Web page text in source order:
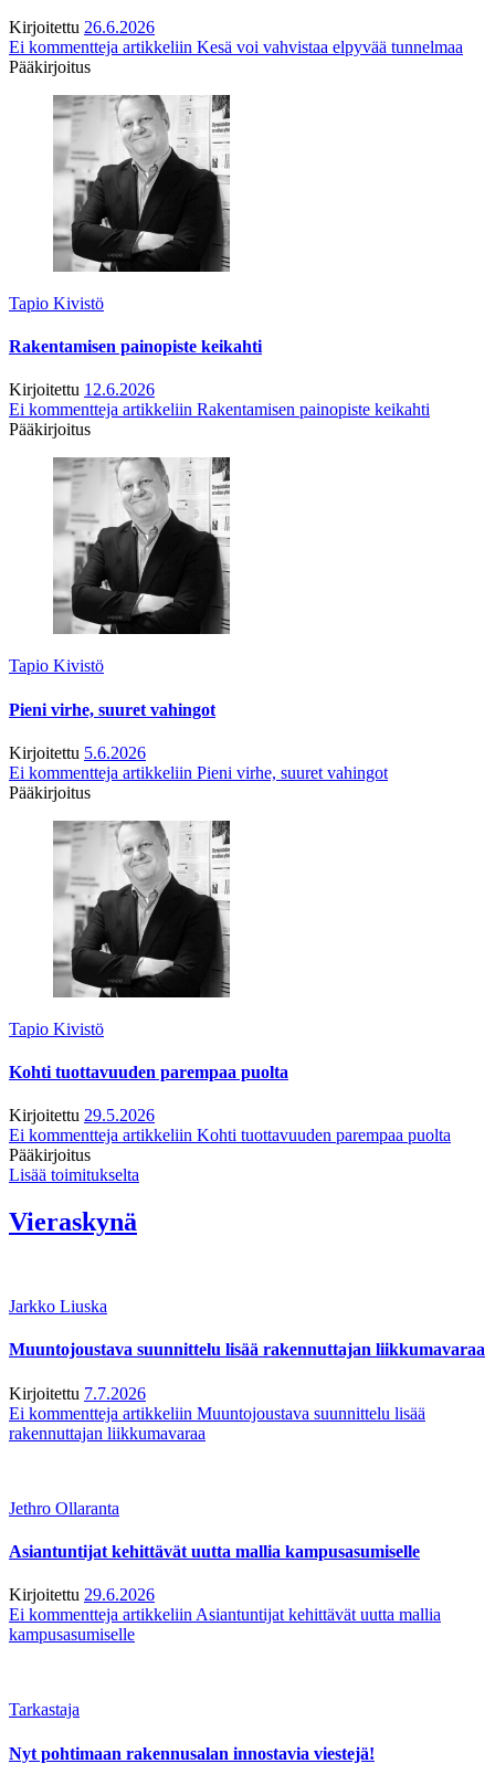
Kirjoitettu 26.6.2026
Ei kommentteja artikkeliin Kesä voi vahvistaa elpyvää tunnelmaa
Pääkirjoitus
Tapio Kivistö
Rakentamisen painopiste keikahti
Kirjoitettu 12.6.2026
Ei kommentteja artikkeliin Rakentamisen painopiste keikahti
Pääkirjoitus
Tapio Kivistö
Pieni virhe, suuret vahingot
Kirjoitettu 5.6.2026
Ei kommentteja artikkeliin Pieni virhe, suuret vahingot
Pääkirjoitus
Tapio Kivistö
Kohti tuottavuuden parempaa puolta
Kirjoitettu 29.5.2026
Ei kommentteja artikkeliin Kohti tuottavuuden parempaa puolta
Pääkirjoitus
Lisää toimitukselta
Vieraskynä
Jarkko Liuska
Muuntojoustava suunnittelu lisää rakennuttajan liikkumavaraa
Kirjoitettu 7.7.2026
Ei kommentteja artikkeliin Muuntojoustava suunnittelu lisää
rakennuttajan liikkumavaraa
Jethro Ollaranta
Asiantuntijat kehittävät uutta mallia kampusasumiselle
Kirjoitettu 29.6.2026
Ei kommentteja artikkeliin Asiantuntijat kehittävät uutta mallia
kampusasumiselle
Tarkastaja
Nyt pohtimaan rakennusalan innostavia viestejä!